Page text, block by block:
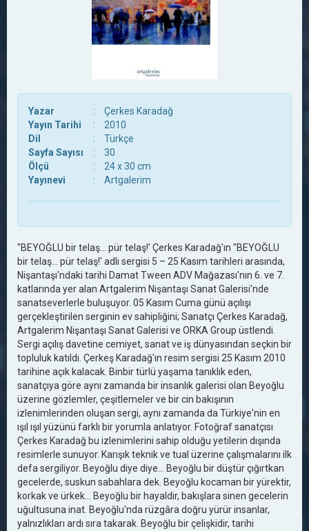
Yazar :
Çerkes Karadağ
Yayın Tarihi
:
2010
Dil
:
Türkçe
Sayfa Sayısı
:
30
Ölçü
:
24 x 30 cm
Yayınevi
: Artgalerim
"BEYOĞLU bir telaş... pür telaş!' Çerkes Karadağ'ın "BEYOĞLU
bir telaş... pür telaş!' adlı sergisi 5 – 25 Kasım tarihleri arasında,
Nişantaşı'ndaki tarihi Damat Tween ADV Mağazası'nın 6. ve 7.
katlarında yer alan Artgalerim Nişantaşı Sanat Galerisi'nde
sanatseverlerle buluşuyor. 05 Kasım Cuma günü açılışı
gerçekleştirilen serginin ev sahipliğini; Sanatçı Çerkes Karadağ,
Artgalerim Nişantaşı Sanat Galerisi ve ORKA Group üstlendi.
Sergi açılış davetine cemiyet, sanat ve iş dünyasından seçkin bir
topluluk katıldı. Çerkeş Karadağ'ın resim sergisi 25 Kasım 2010
tarihine açık kalacak. Binbir türlü yaşama tanıklık eden,
sanatçıya göre aynı zamanda bir insanlık galerisi olan Beyoğlu
üzerine gözlemler, çeşitlemeler ve bir cin bakışının
izlenimlerinden oluşan sergi, aynı zamanda da Türkiye'nin en
ışıl ışıl yüzünü farklı bir yorumla anlatıyor. Fotoğraf sanatçısı
Çerkes Karadağ bu izlenimlerini sahip olduğu yetilerin dışında
resimlerle sunuyor. Karışık teknik ve tual üzerine çalışmalarını ilk
defa sergiliyor. Beyoğlu diye diye… Beyoğlu bir düştür çığırtkan
gecelerde, suskun sabahlara dek. Beyoğlu kocaman bir yürektir,
korkak ve ürkek... Beyoğlu bir hayaldir, bakışlara sinen gecelerin
uğultusuna inat. Beyoğlu'nda rüzgâra doğru yürür insanlar,
yalnızlıkları ardı sıra takarak. Beyoğlu bir çelişkidir, tarihi